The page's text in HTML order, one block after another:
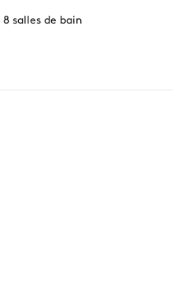
8 salles de bain